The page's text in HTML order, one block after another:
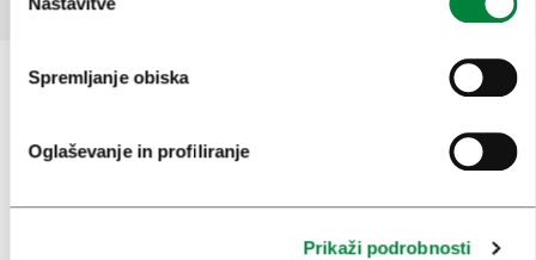
Spremljanje obiska
Oglaševanje in profiliranje
Prikaži podrobnosti
Prijavi se na
Ali nam sledi na: